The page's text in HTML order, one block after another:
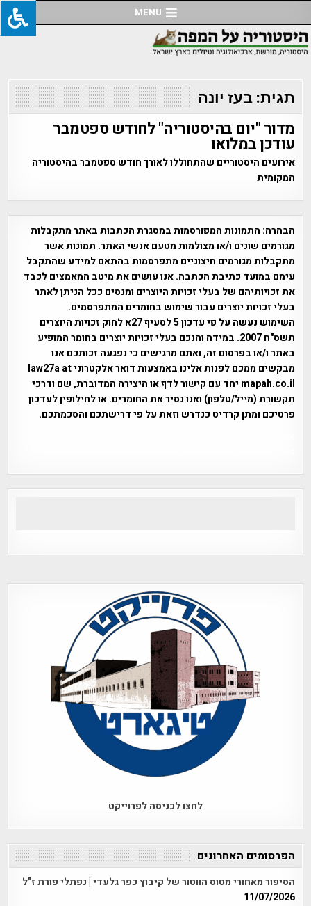
to
content
MENU
תגית:בעז יונה
מדור "יום בהיסטוריה" לחודש ספטמבר
עודכן במלואו
אירועים היסטוריים שהתחוללו לאורך חודש ספטמבר בהיסטוריה
המקומית
הבהרה: התמונות המפורסמות במסגרת הכתבות באתר מתקבלות
מגורמים שונים ו/או מצולמות מטעם אנשי האתר. תמונות אשר
מתקבלות מגורמים חיצוניים מתפרסמות בהתאם למידע שהתקבל
עימם במועד כתיבת הכתבה. אנו עושים את מיטב המאמצים לכבד
את זכויותיהם של בעלי זכויות היוצרים ומנסים ככל הניתן לאתר
בעלי זכויות יוצרים עבור שימוש בחומרים המתפרסמים.
השימוש נעשה על פי עדכון 5 לסעיף 27א לחוק זכויות היוצרים
תשס"ח 2007. במידה והנכם בעלי זכויות יוצרים בחומר המופיע
באתר ו/או בפרסום זה, ואתם מרגישים כי נפגעה זכותכם אנו
מבקשים ממכם לפנות אלינו באמצעות דואר אלקטרוני law27a at
mapah.co.il יחד עם קישור לדף או היצירה המדוברת, שם ודרכי
תקשורת (מייל/טלפון) ואנו נסיר את החומרים. או לחילופין לעדכון
פרטיכם ומתן קרדיט כנדרש וזאת על פי דרישתכם והסכמתכם.
לחצו לכניסה לפרוייקט
הפרסומים האחרונים
הסיפור מאחורי מטוס הווטור של קיבוץ כפר גלעדי | נפתלי פורת ז"ל
11/07/2026